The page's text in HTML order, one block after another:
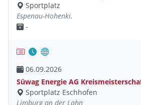
Sportplatz
Espenau-Hohenki.
-
06.09.2026
Süwag Energie AG
Sportplatz Eschhofen
Limburg an der Lahn